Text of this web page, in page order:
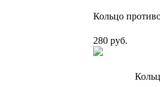
Кольцо
280 руб.